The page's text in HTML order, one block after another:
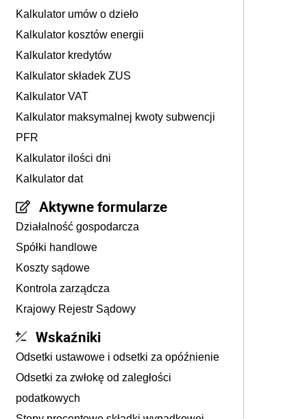
Kalkulator umów o dzieło
Kalkulator kosztów energii
Kalkulator kredytów
Kalkulator składek ZUS
Kalkulator VAT
Kalkulator maksymalnej kwoty subwencji
PFR
Kalkulator ilości dni
Kalkulator dat
Aktywne formularze
Działalność gospodarcza
Spółki handlowe
Koszty sądowe
Kontrola zarządcza
Krajowy Rejestr Sądowy
Wskaźniki
Odsetki ustawowe i odsetki za opóźnienie
Odsetki za zwłokę od zaległości
podatkowych